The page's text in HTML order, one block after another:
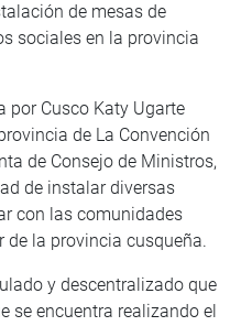
de mesas de
sociales en la provincia
por Cusco Katy Ugarte
de La Convención
de Consejo de Ministros,
de instalar diversas
con las comunidades
de la provincia cusqueña.
y descentralizado que
se encuentra realizando el